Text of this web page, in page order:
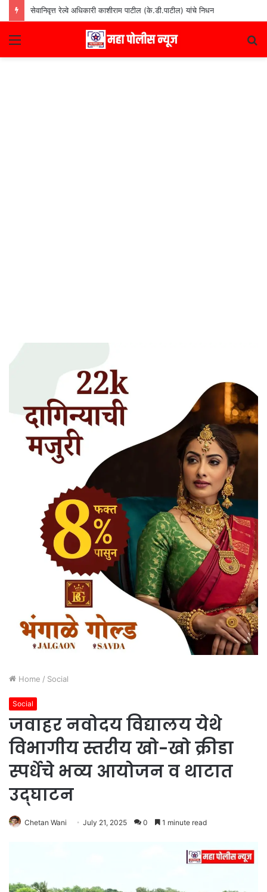
सेवानिवृत्त रेल्वे अधिकारी काशीराम पाटील (के.डी.पाटील) यांचे निधन
Menu
Home / Social
Social
जवाहर नवोदय विद्यालय येथे
विभागीय स्तरीय खो-खो क्रीडा
स्पर्धेचे भव्य आयोजन व थाटात
उद्‌घाटन
Chetan Wani July 21, 2025 0 1 minute read